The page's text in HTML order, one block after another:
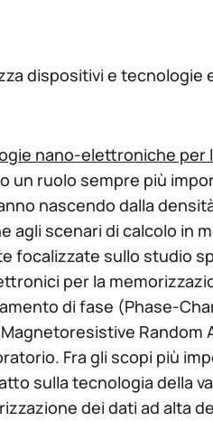
dispositivi e
nano-elettroniche per
un ruolo sempre più
nascendo dalla
agli scenari di calcolo in
focalizzate sullo studio
per la
di fase (Phase-
Random
Fra gli scopi più
sulla tecnologia della
dei dati ad alta